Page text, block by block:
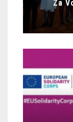
Za